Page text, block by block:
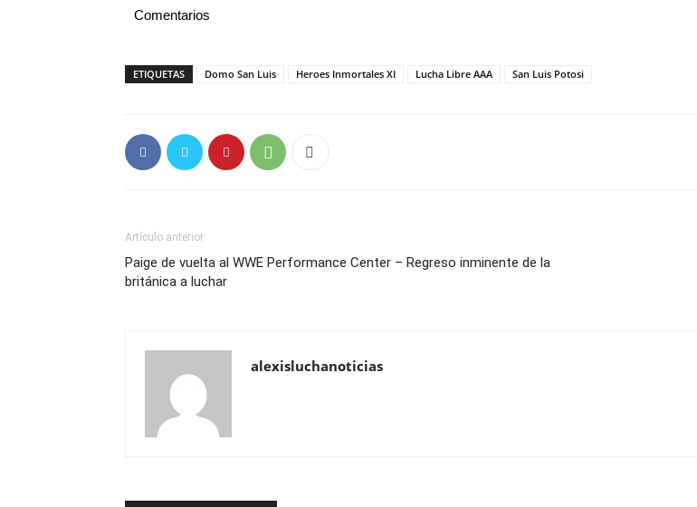
Comentarios
ETIQUETAS Domo San Luis Heroes Inmortales XI Lucha Libre AAA San Luis Potosi
Artículo anterior
Paige de vuelta al WWE Performance Center – Regreso inminente de la
británica a luchar
alexisluchanoticias